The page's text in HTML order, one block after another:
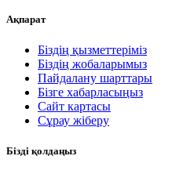
Ақпарат
Біздің қызметтеріміз
Біздің жобаларымыз
Пайдалану шарттары
Бізге хабарласыңыз
Сайт картасы
Сұрау жіберу
Бізді қолдаңыз